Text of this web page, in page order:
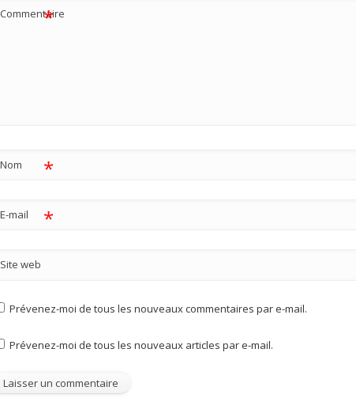
Commentaire
*
Nom *
E-mail *
Site web
Prévenez-moi de tous les nouveaux commentaires par e-mail.
Prévenez-moi de tous les nouveaux articles par e-mail.